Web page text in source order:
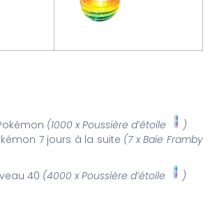
(1000 x Poussière d’étoile
)
7 jours à la suite (7 x Baie Framby
40 (4000 x Poussière d’étoile )